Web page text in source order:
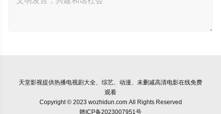
天堂影视提供热播电视剧大全、综艺、动漫、未删减高清电影在线免费
观看
Copyright © 2023 wozhidun.com All Rights Reserved
赣ICP备2023007951号